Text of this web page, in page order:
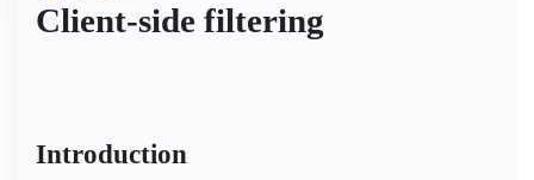
Client-side filtering
Introduction